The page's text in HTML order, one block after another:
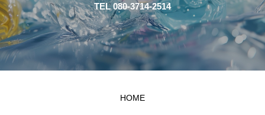
TEL 080-3714-2514
HOME